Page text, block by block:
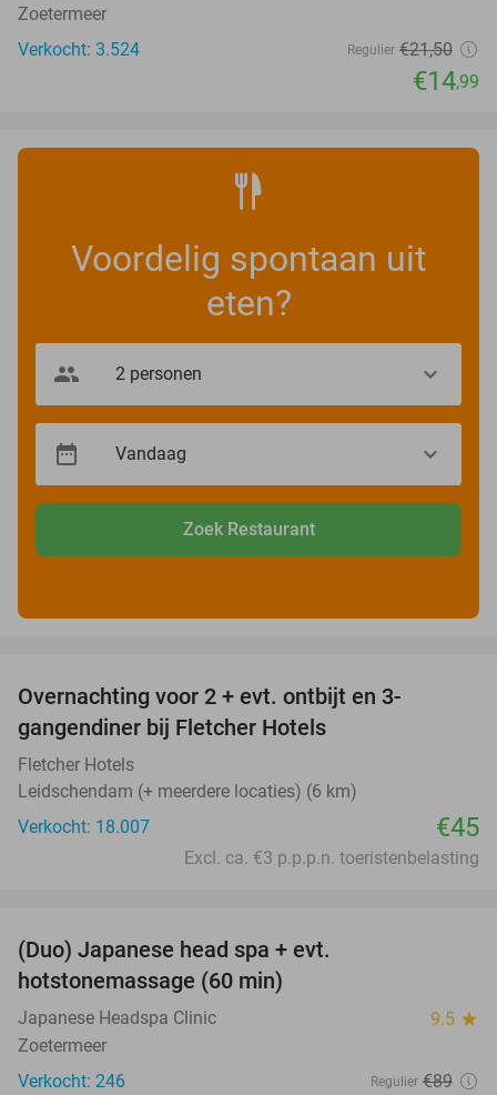
Zoetermeer
Verkocht: 3.524
Regulier €21,50
€14,99
Voordelig spontaan uit
eten?
Zoek Restaurant
Overnachting voor 2 + evt. ontbijt en 3-
gangendiner bij Fletcher Hotels
Fletcher Hotels
Leidschendam (+ meerdere locaties) (6 km)
Verkocht: 18.007
€45
Excl. ca. €3 p.p.p.n. toeristenbelasting
(Duo) Japanese head spa + evt.
hotstonemassage (60 min)
Japanese Headspa Clinic 9.5 star
Zoetermeer
Verkocht: 246
Regulier €89